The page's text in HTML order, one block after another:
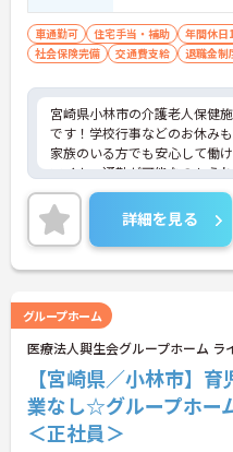
車通勤可 住宅手当・補助 年間休日
社会保険完備
交通費支給 退職金制
宮崎県小林市の介護老人保健
です！学校行事などのお休み
家族のいる方でも安心して働
マイカー通勤が可能なのもう
味のある方は、面接ポイント
お気軽にご連絡ください。
詳細を見る
グループホーム
医療法人興生会グループホーム ラ
【宮崎県／小林市】
業なし☆グループホー
＜正社員＞